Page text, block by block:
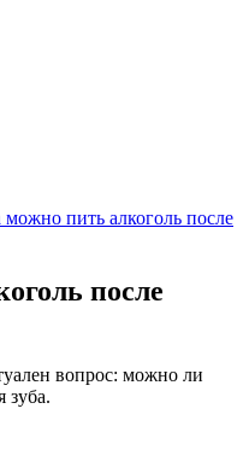
можно пить алкоголь после
после
вопрос: можно ли
зуба.